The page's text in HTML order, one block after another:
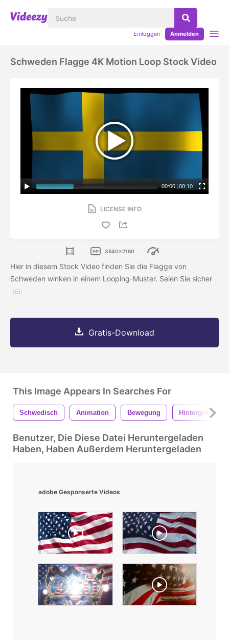
Einloggen Anmelden
Schweden Flagge 4K Motion Loop Stock Video
00:00 | 00:10
LICENSE INFO
3840x2160
Hier in diesem Stock Video finden Sie die Flagge von
Schweden winken in einem Looping-Muster. Seien Sie sicher
Gratis-Download
This Image Appears In Searches For
Schwedisch Animation Bewegung Hintergründe
Benutzer, Die Diese Datei Heruntergeladen
Haben, Haben Außerdem Heruntergeladen
adobe Gesponserte Videos